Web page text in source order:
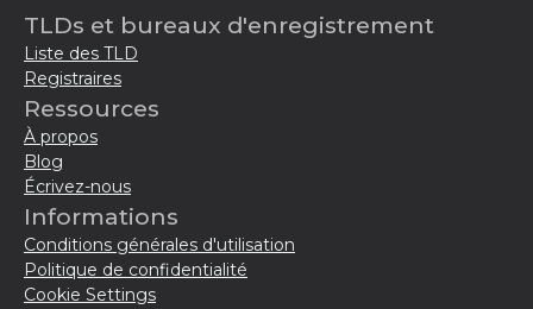
TLDs et bureaux d'enregistrement
Liste des TLD
Registraires
Ressources
À propos
Blog
Écrivez-nous
Informations
Conditions générales d'utilisation
Politique de confidentialité
Cookie Settings